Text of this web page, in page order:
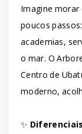
Imagine morar
poucos
academias,
o mar. O
Centro de
moderno,
✨